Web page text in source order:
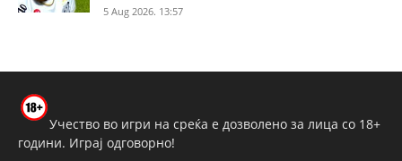
5 Aug 2026. 13:57
Учество во игри на среќа е дозволено за лица со 18+
години. Играј одговорно!